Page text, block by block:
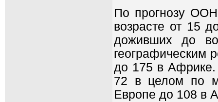
По прогнозу
возрасте от 15
доживших до
географическим
до 175 в Африке.
72 в целом по
Европе до 108 в